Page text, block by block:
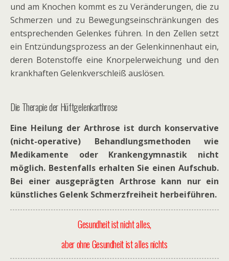
und am Knochen kommt es zu Veränderungen, die zu
Schmerzen und zu Bewegungseinschränkungen des
entsprechenden Gelenkes führen. In den Zellen setzt
ein Entzündungsprozess an der Gelenkinnenhaut ein,
deren Botenstoffe eine Knorpelerweichung und den
krankhaften Gelenkverschleiß auslösen.
Die Therapie der Hüftgelenkarthrose
Eine Heilung der Arthrose ist durch konservative
(nicht-operative) Behandlungsmethoden wie
Medikamente oder Krankengymnastik nicht
möglich. Bestenfalls erhalten Sie einen Aufschub.
Bei einer ausgeprägten Arthrose kann nur ein
künstliches Gelenk Schmerzfreiheit herbeiführen.
Gesundheit ist nicht alles,
aber ohne Gesundheit ist alles nichts